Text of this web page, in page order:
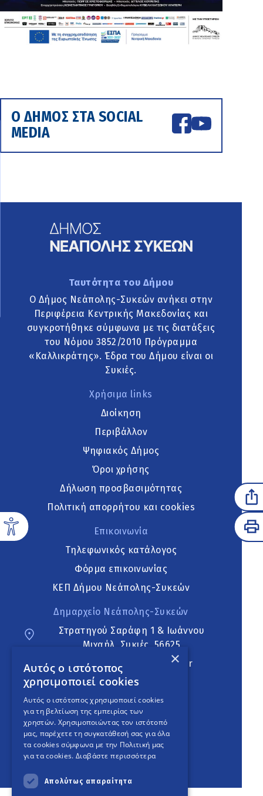
Ο ΔΗΜΟΣ ΣΤΑ SOCIAL
MEDIA
Ταυτότητα του Δήμου
Ο Δήμος Νεάπολης-Συκεών ανήκει στην
Περιφέρεια Κεντρικής Μακεδονίας και
συγκροτήθηκε σύμφωνα με τις διατάξεις
του Νόμου 3852/2010 Πρόγραμμα
«Καλλικράτης». Έδρα του Δήμου είναι οι
Συκιές.
Χρήσιμα links
Διοίκηση
Περιβάλλον
Ψηφιακός Δήμος
Όροι χρήσης
Δήλωση προσβασιμότητας
Πολιτική απορρήτου και cookies
Επικοινωνία
Τηλεφωνικός κατάλογος
Φόρμα επικοινωνίας
ΚΕΠ Δήμου Νεάπολης-Συκεών
Δημαρχείο Νεάπολης-Συκεών
Στρατηγού Σαράφη 1 & Ιωάννου
Μιχαήλ, Συκιές, 56625
neapoli.sykies@ddt.gov.gr
Ακολουθήστε
English Version
An project
×
Αυτός ο ιστότοπος
χρησιμοποιεί cookies
Αυτός ο ιστότοπος χρησιμοποιεί cookies
για τη βελτίωση της εμπειρίας των
χρηστών. Χρησιμοποιώντας τον ιστότοπό
μας, παρέχετε τη συγκατάθεσή σας για όλα
τα cookies σύμφωνα με την Πολιτική μας
για τα cookies. Διαβάστε περισσότερα
Απολύτως απαραίτητα